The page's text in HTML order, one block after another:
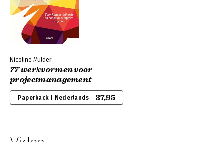
Nicoline Mulder
77 werkvormen voor
projectmanagement
Paperback | Nederlands 37,95